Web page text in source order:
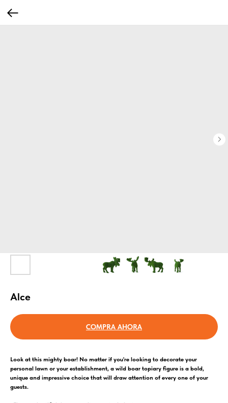
Alce
COMPRA AHORA
Look at this mighty boar! No matter if you're looking to decorate your
personal lawn or your establishment, a wild boar topiary figure is a bold,
unique and impressive choice that will draw attention of every one of your
guests.